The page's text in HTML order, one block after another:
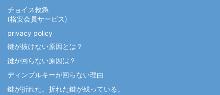
チョイス救急
(格安会員サービス)
privacy policy
鍵が抜けない原因とは？
鍵が回らない原因は？
ディンプルキーが回らない理由
鍵が折れた。折れた鍵が残っている。